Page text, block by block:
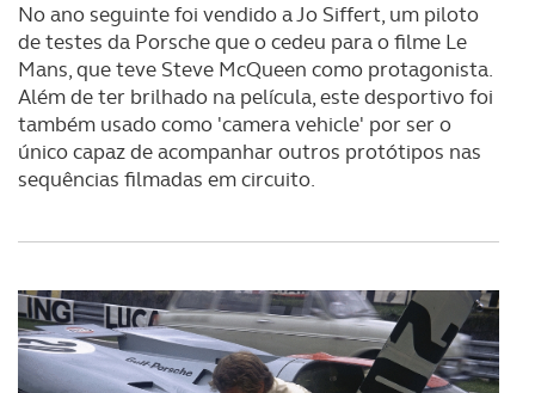
No ano seguinte foi vendido a Jo Siffert, um piloto
de testes da Porsche que o cedeu para o filme Le
Mans, que teve Steve McQueen como protagonista.
Além de ter brilhado na película, este desportivo foi
também usado como 'camera vehicle' por ser o
único capaz de acompanhar outros protótipos nas
sequências filmadas em circuito.